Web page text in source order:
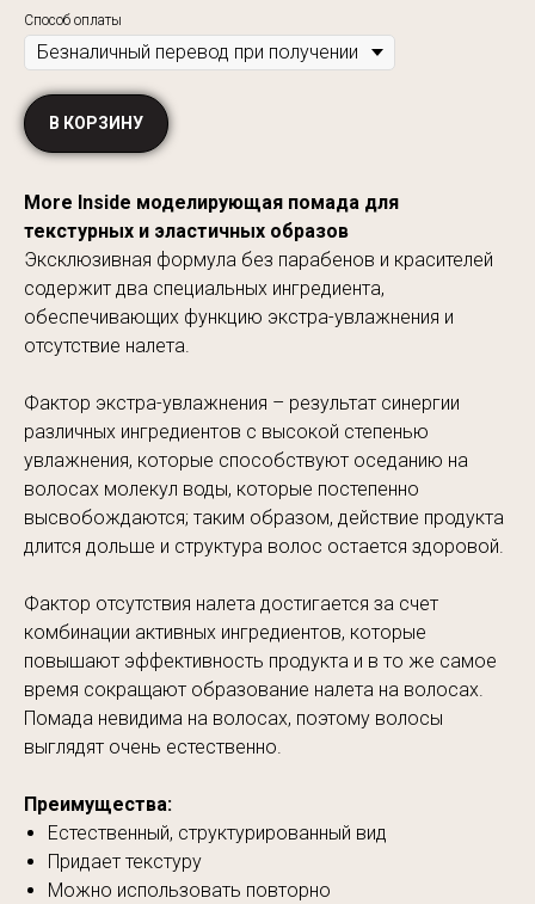
Способ оплаты
В КОРЗИНУ
More Inside моделирующая помада для
текстурных и эластичных образов
Эксклюзивная формула без парабенов и красителей
содержит два специальных ингредиента,
обеспечивающих функцию экстра-увлажнения и
отсутствие налета.
Фактор экстра-увлажнения – результат синергии
различных ингредиентов с высокой степенью
увлажнения, которые способствуют оседанию на
волосах молекул воды, которые постепенно
высвобождаются; таким образом, действие продукта
длится дольше и структура волос остается здоровой.
Фактор отсутствия налета достигается за счет
комбинации активных ингредиентов, которые
повышают эффективность продукта и в то же самое
время сокращают образование налета на волосах.
Помада невидима на волосах, поэтому волосы
выглядят очень естественно.
Преимущества:
Естественный, структурированный вид
Придает текстуру
Можно использовать повторно